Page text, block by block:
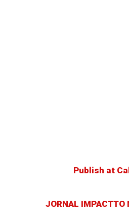
Publish at
JORNAL IMPACTTO